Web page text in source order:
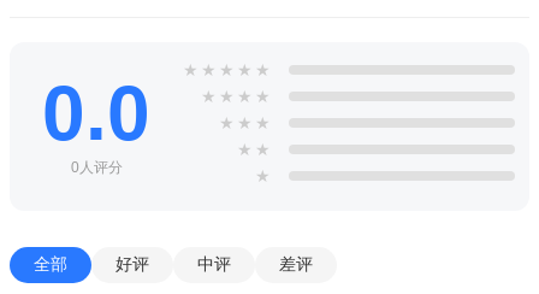
与其他城镇结成联盟，争夺机械城堡的控制权，获取其中的
未知科技和无尽能量。
0.0
0人评分
★ ★ ★ ★ ★
★ ★ ★ ★
★ ★ ★
★ ★
★
全部 好评 中评 差评